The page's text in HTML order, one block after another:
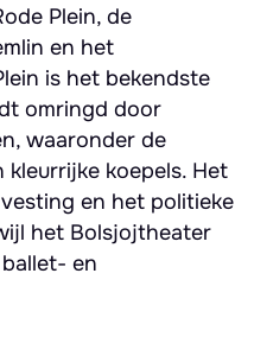
Plein, de
en het
is het bekendste
omringd door
waaronder de
kleurrijke koepels. Het
en het politieke
het Bolsjojtheater
en